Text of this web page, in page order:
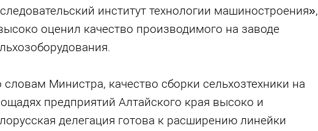
институт технологии машиностроения»,
оценил качество производимого на заводе
словам Министра, качество сборки сельхозтехники на
предприятий Алтайского края высоко и
делегация готова к расширению линейки